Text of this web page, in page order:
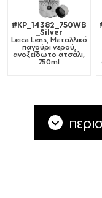
#KP_14382_750WB
_Silver
Leica Lens, Μεταλλικό
παγούρι νερού,
ανοξείδωτο ατσάλι,
750ml